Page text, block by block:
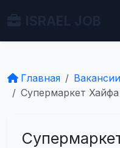
Главная
Вакансии
Супермаркет